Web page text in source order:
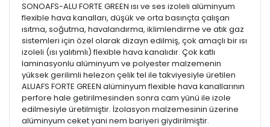
SONOAFS-ALU FORTE GREEN ısı ve ses izoleli alüminyum
flexible hava kanalları, düşük ve orta basınçta çalışan
ısıtma, soğutma, havalandırma, iklimlendirme ve atık gaz
sistemleri için özel olarak dizayn edilmiş, çok amaçlı bir ısı
izoleli (ısı yalıtımlı) flexible hava kanalıdır. Çok katlı
laminasyonlu alüminyum ve polyester malzemenin
yüksek gerilimli helezon çelik tel ile takviyesiyle üretilen
ALUAFS FORTE GREEN alüminyum flexible hava kanallarının
perfore hale getirilmesinden sonra cam yünü ile izole
edilmesiyle üretilmiştir. İzolasyon malzemesinin üzerine
alüminyum ceket yani nem bariyeri giydirilmiştir.